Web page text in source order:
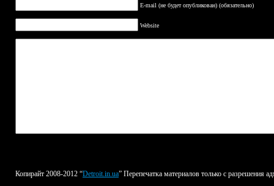
E-mail (не будет опубликован) (обязательно)
Website
Копирайт 2008-2012 “Detroit.in.ua” Перепечатка материалов только с разрешения